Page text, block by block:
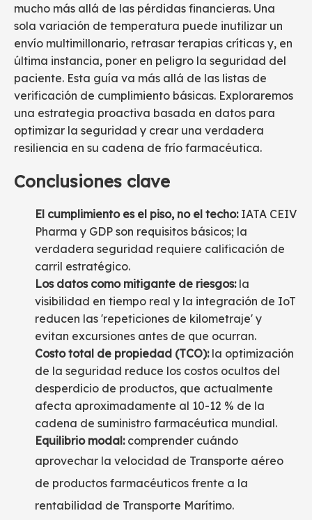
mucho más allá de las pérdidas financieras. Una
sola variación de temperatura puede inutilizar un
envío multimillonario, retrasar terapias críticas y, en
última instancia, poner en peligro la seguridad del
paciente. Esta guía va más allá de las listas de
verificación de cumplimiento básicas. Exploraremos
una estrategia proactiva basada en datos para
optimizar la seguridad y crear una verdadera
resiliencia en su cadena de frío farmacéutica.
Conclusiones clave
El cumplimiento es el piso, no el techo: IATA CEIV
Pharma y GDP son requisitos básicos; la
verdadera seguridad requiere calificación de
carril estratégico.
Los datos como mitigante de riesgos: la
visibilidad en tiempo real y la integración de IoT
reducen las 'repeticiones de kilometraje' y
evitan excursiones antes de que ocurran.
Costo total de propiedad (TCO): la optimización
de la seguridad reduce los costos ocultos del
desperdicio de productos, que actualmente
afecta aproximadamente al 10-12 % de la
cadena de suministro farmacéutica mundial.
Equilibrio modal: comprender cuándo
aprovechar la velocidad de Transporte aéreo
de productos farmacéuticos frente a la
rentabilidad de Transporte Marítimo.